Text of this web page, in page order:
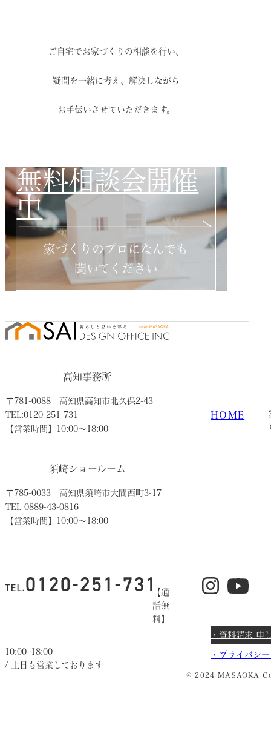
ご自宅でお家づくりの相談を行い、
疑問を一緒に考え、解決しながら
お手伝いさせていただきます。
無料相談会開催
中
家づくりのプロになんでも
聞いてください
高知事務所
〒781-0088 高知県高知市北久保2-43
TEL:0120-251-731
【営業時間】10:00〜18:00
須崎ショールーム
〒785-0033 高知県須崎市大間西町3-17
TEL 0889-43-0816
【営業時間】10:00〜18:00
【通
話無
料】
10:00~18:00
/ 土日も営業しております
HOME
・資料請求 申
・ プライバシ
© 2024 MASAOKA